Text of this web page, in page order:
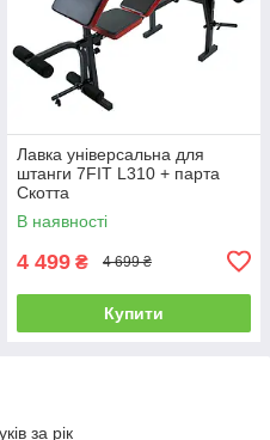
Лавка універсальна для
штанги 7FIT L310 + парта
Скотта
В наявності
4 499 ₴ 4 699 ₴
Купити
за рік